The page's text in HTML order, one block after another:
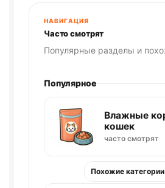
НАВИГАЦИЯ
Часто смотрят
Популярные разделы и
Популярное
Влажные
кошек
часто смотрят
Похожие категории